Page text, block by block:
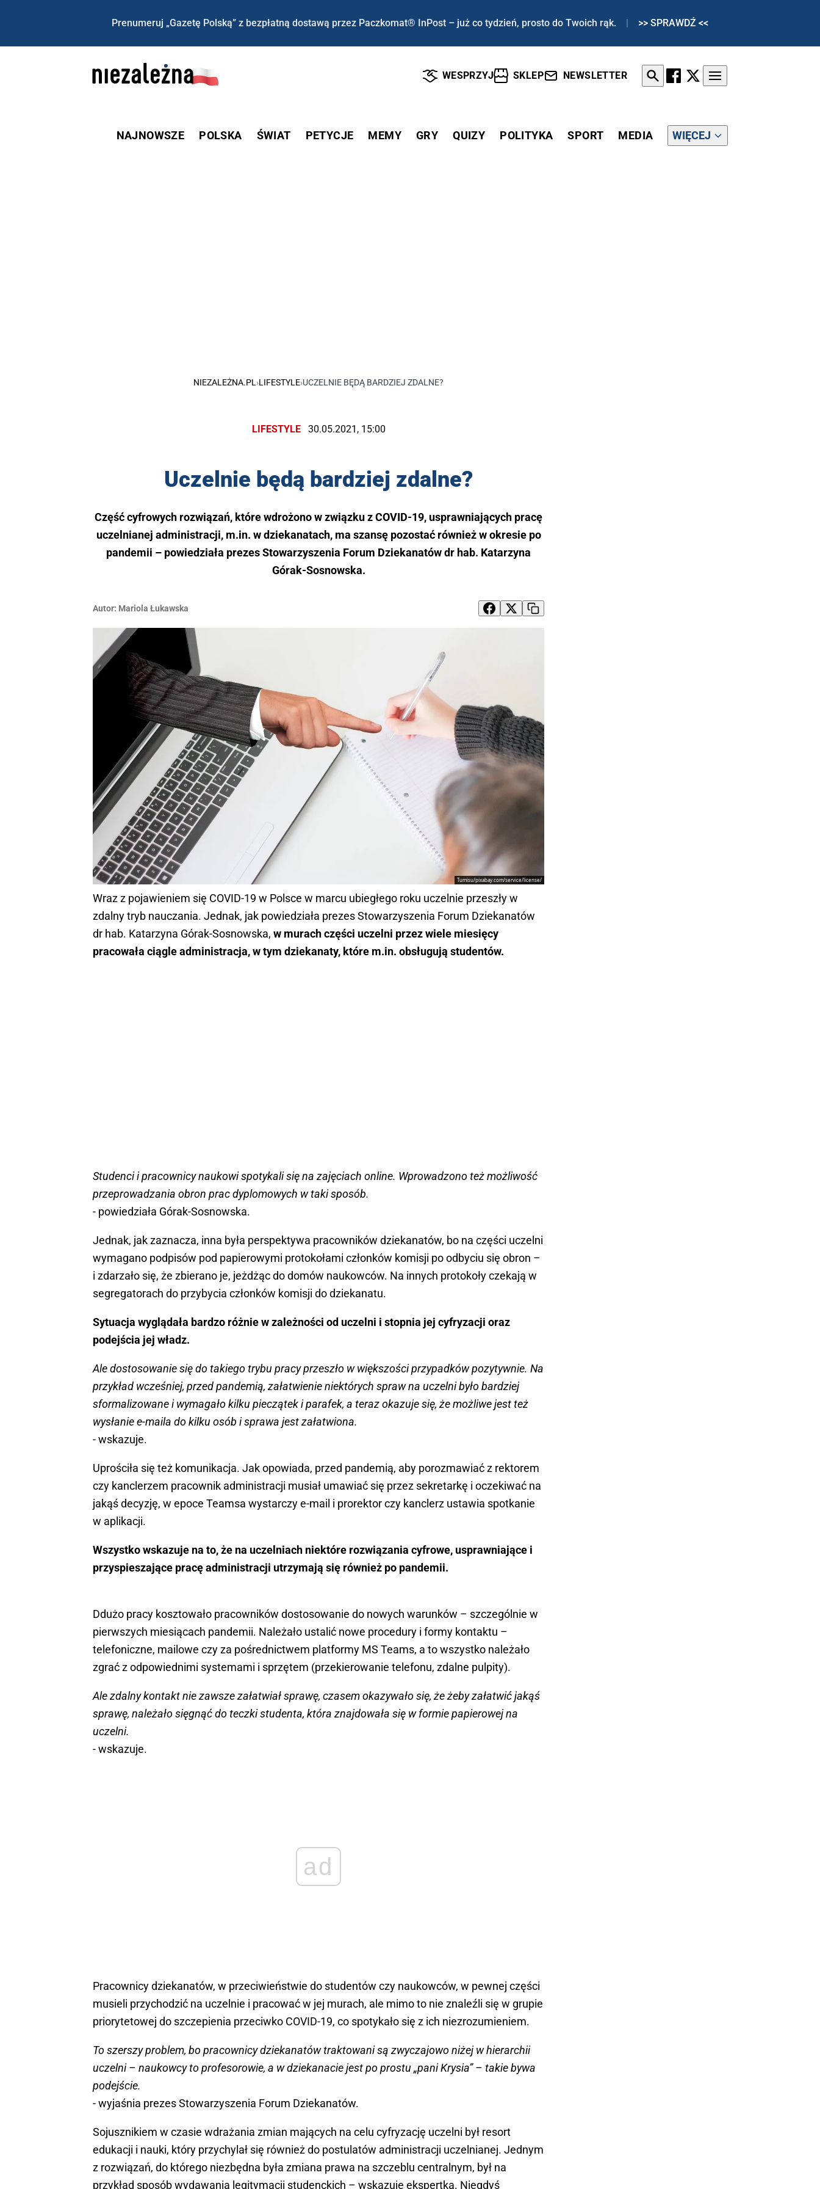
Prenumeruj „Gazetę Polską” z bezpłatną dostawą przez Paczkomat® InPost – już co tydzień, prosto do Twoich rąk. | >> SPRAWDŹ <<
WESPRZYJ SKLEP NEWSLETTER
NAJNOWSZE POLSKA ŚWIAT PETYCJE MEMY GRY QUIZY POLITYKA SPORT MEDIA WIĘCEJ
NIEZALEŻNA.PL ›LIFESTYLE›UCZELNIE BĘDĄ BARDZIEJ ZDALNE?
LIFESTYLE 30.05.2021, 15:00
Uczelnie będą bardziej zdalne?
Część cyfrowych rozwiązań, które wdrożono w związku z COVID-19, usprawniających pracę
uczelnianej administracji, m.in. w dziekanatach, ma szansę pozostać również w okresie po
pandemii – powiedziała prezes Stowarzyszenia Forum Dziekanatów dr hab. Katarzyna
Górak-Sosnowska.
Autor: Mariola Łukawska
Tumisu/pixabay.com/service/license/
Wraz z pojawieniem się COVID-19 w Polsce w marcu ubiegłego roku uczelnie przeszły w
zdalny tryb nauczania. Jednak, jak powiedziała prezes Stowarzyszenia Forum Dziekanatów
dr hab. Katarzyna Górak-Sosnowska, w murach części uczelni przez wiele miesięcy
pracowała ciągle administracja, w tym dziekanaty, które m.in. obsługują studentów.
Studenci i pracownicy naukowi spotykali się na zajęciach online. Wprowadzono też możliwość
przeprowadzania obron prac dyplomowych w taki sposób.
- powiedziała Górak-Sosnowska.
Jednak, jak zaznacza, inna była perspektywa pracowników dziekanatów, bo na części uczelni
wymagano podpisów pod papierowymi protokołami członków komisji po odbyciu się obron –
i zdarzało się, że zbierano je, jeżdżąc do domów naukowców. Na innych protokoły czekają w
segregatorach do przybycia członków komisji do dziekanatu.
Sytuacja wyglądała bardzo różnie w zależności od uczelni i stopnia jej cyfryzacji oraz
podejścia jej władz.
Ale dostosowanie się do takiego trybu pracy przeszło w większości przypadków pozytywnie. Na
przykład wcześniej, przed pandemią, załatwienie niektórych spraw na uczelni było bardziej
sformalizowane i wymagało kilku pieczątek i parafek, a teraz okazuje się, że możliwe jest też
wysłanie e-maila do kilku osób i sprawa jest załatwiona.
- wskazuje.
Uprościła się też komunikacja. Jak opowiada, przed pandemią, aby porozmawiać z rektorem
czy kanclerzem pracownik administracji musiał umawiać się przez sekretarkę i oczekiwać na
jakąś decyzję, w epoce Teamsa wystarczy e-mail i prorektor czy kanclerz ustawia spotkanie
w aplikacji.
Wszystko wskazuje na to, że na uczelniach niektóre rozwiązania cyfrowe, usprawniające i
przyspieszające pracę administracji utrzymają się również po pandemii.
Ddużo pracy kosztowało pracowników dostosowanie do nowych warunków – szczególnie w
pierwszych miesiącach pandemii. Należało ustalić nowe procedury i formy kontaktu –
telefoniczne, mailowe czy za pośrednictwem platformy MS Teams, a to wszystko należało
zgrać z odpowiednimi systemami i sprzętem (przekierowanie telefonu, zdalne pulpity).
Ale zdalny kontakt nie zawsze załatwiał sprawę, czasem okazywało się, że żeby załatwić jakąś
sprawę, należało sięgnąć do teczki studenta, która znajdowała się w formie papierowej na
uczelni.
- wskazuje.
ad
Pracownicy dziekanatów, w przeciwieństwie do studentów czy naukowców, w pewnej części
musieli przychodzić na uczelnie i pracować w jej murach, ale mimo to nie znaleźli się w grupie
priorytetowej do szczepienia przeciwko COVID-19, co spotykało się z ich niezrozumieniem.
To szerszy problem, bo pracownicy dziekanatów traktowani są zwyczajowo niżej w hierarchii
uczelni – naukowcy to profesorowie, a w dziekanacie jest po prostu „pani Krysia” – takie bywa
podejście.
- wyjaśnia prezes Stowarzyszenia Forum Dziekanatów.
Sojusznikiem w czasie wdrażania zmian mających na celu cyfryzację uczelni był resort
edukacji i nauki, który przychylał się również do postulatów administracji uczelnianej. Jednym
z rozwiązań, do którego niezbędna była zmiana prawa na szczeblu centralnym, był na
przykład sposób wydawania legitymacji studenckich – wskazuje ekspertka. Niegdyś